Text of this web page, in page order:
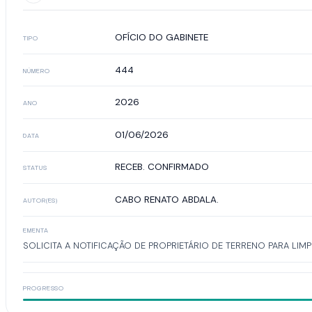
TIPO OFÍCIO DO GABINETE
NÚMERO 444
ANO 2026
DATA 01/06/2026
STATUS RECEB. CONFIRMADO
AUTOR(ES) CABO RENATO ABDALA.
EMENTA
SOLICITA A NOTIFICAÇÃO DE PROPRIETÁRIO DE TERRENO PARA
PROGRESSO